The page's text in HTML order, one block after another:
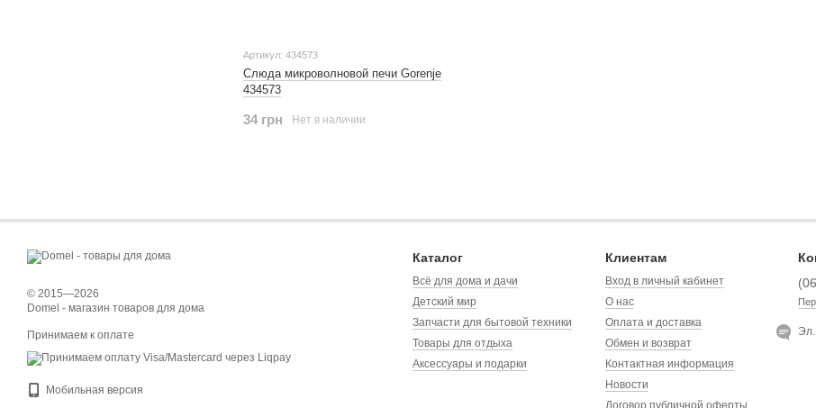
Артикул: 434573
Слюда микроволновой печи Gorenje
434573
34 грн Нет в наличии
© 2015—2026
Domel - магазин товаров для дома
Принимаем к оплате
Мобильная версия
Каталог
Всё для дома и дачи
Детский мир
Запчасти для бытовой техники
Товары для отдыха
Аксессуары и подарки
Клиентам
Вход в личный кабинет
О нас
Оплата и доставка
Обмен и возврат
Контактная информация
Новости
Договор публичной оферты